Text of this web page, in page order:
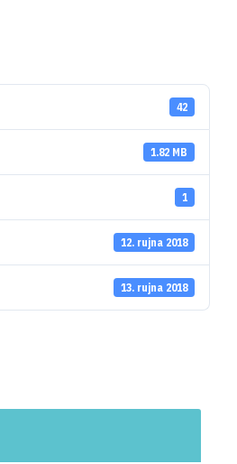
42
1.82 MB
1
12. rujna 2018
13. rujna 2018